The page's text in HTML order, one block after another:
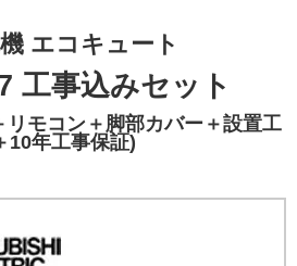
エコキュート
工事込みセット
リモコン＋脚部カバー＋設置工
10年工事保証)